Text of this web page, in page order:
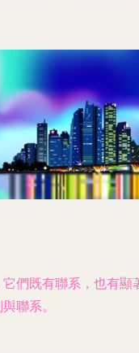
們既有聯系，也有
聯系。